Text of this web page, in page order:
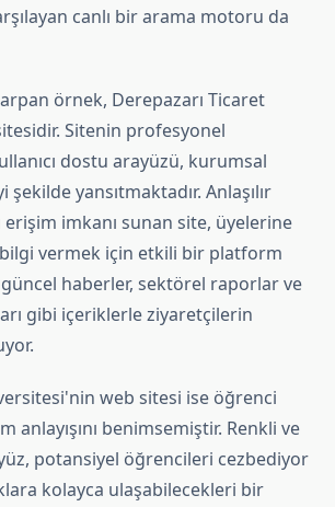
canlı bir arama motoru da
örnek, Derepazarı Ticaret
Sitenin profesyonel
dostu arayüzü, kurumsal
yansıtmaktadır. Anlaşılır
erişim imkanı sunan site, üyelerine
vermek için etkili bir platform
güncel haberler, sektörel raporlar ve
gibi içeriklerle ziyaretçilerin
web sitesi ise öğrenci
anlayışını benimsemiştir. Renkli ve
potansiyel öğrencileri cezbediyor
kolayca ulaşabilecekleri bir